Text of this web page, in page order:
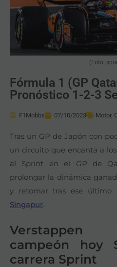
(Foto:
Fórmula 1 (GP
Pronóstico 1-2-3
F1Mobbs 07/10/2023 Motor,
Tras un GP de Japón con
un circuito que encanta a
al Sprint en el GP de
prolongar la dinámica
y retomar tras ese último
Singapur.
campeón hoy
carrera Sprint